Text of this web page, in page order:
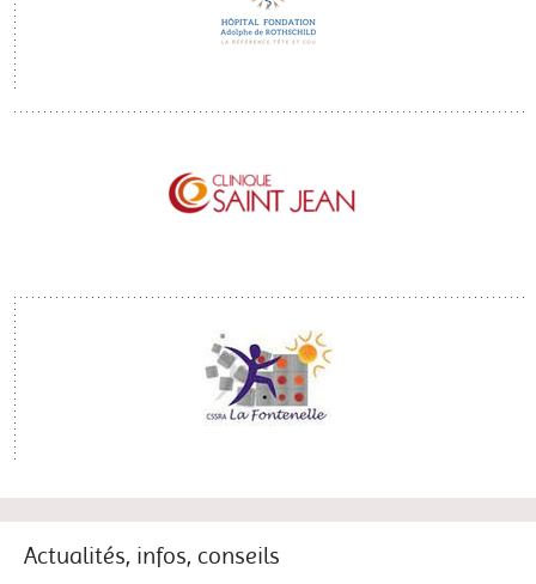
Actualités, infos, conseils